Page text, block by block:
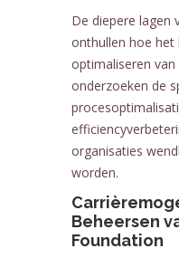
De diepere lagen
onthullen hoe
optimaliseren van
onderzoeken de
organisaties
worden.
Beheersen
Foundation